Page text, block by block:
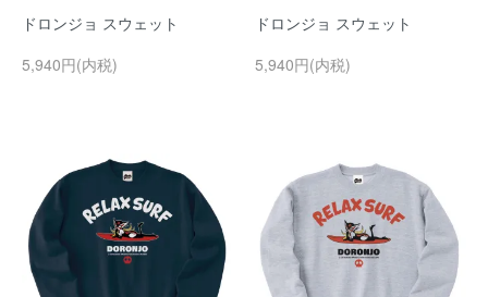
ドロンジョ スウェット
5,940円(内税)
ドロンジョ スウェット
5,940円(内税)